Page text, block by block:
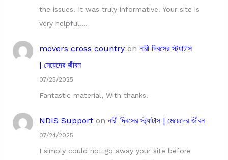
the issues. It was truly informative. Your site is
very helpful.…
movers cross countryon নারী দিবসের স্ট্যাটাস
| মেয়েদের জীবন
07/25/2025
Fantastic material, With thanks.
NDIS Supporton নারী দিবসের স্ট্যাটাস | মেয়েদের জীবন
07/24/2025
I simply could not go away your site before